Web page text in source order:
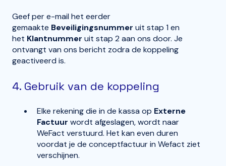
Geef per e-mail het eerder
gemaakte Beveiligingsnummer uit stap 1 en
het Klantnummer uit stap 2 aan ons door. Je
ontvangt van ons bericht zodra de koppeling
geactiveerd is.
4. Gebruik van de koppeling
Elke rekening die in de kassa op Externe
Factuur wordt afgeslagen, wordt naar
WeFact verstuurd. Het kan even duren
voordat je de conceptfactuur in Wefact ziet
verschijnen.